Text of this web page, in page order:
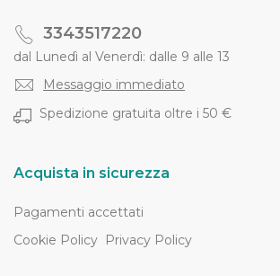
3343517220
dal Lunedì al Venerdì: dalle 9 alle 13
Messaggio immediato
Spedizione gratuita oltre i 50 €
Acquista in sicurezza
Pagamenti accettati
Cookie Policy Privacy Policy